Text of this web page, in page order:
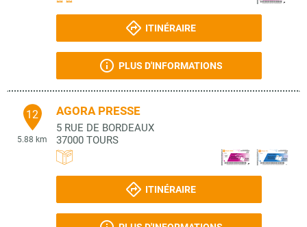
ITINÉRAIRE
PLUS D'INFORMATIONS
12
5.88 km
AGORA PRESSE
5 RUE DE BORDEAUX
37000 TOURS
ITINÉRAIRE